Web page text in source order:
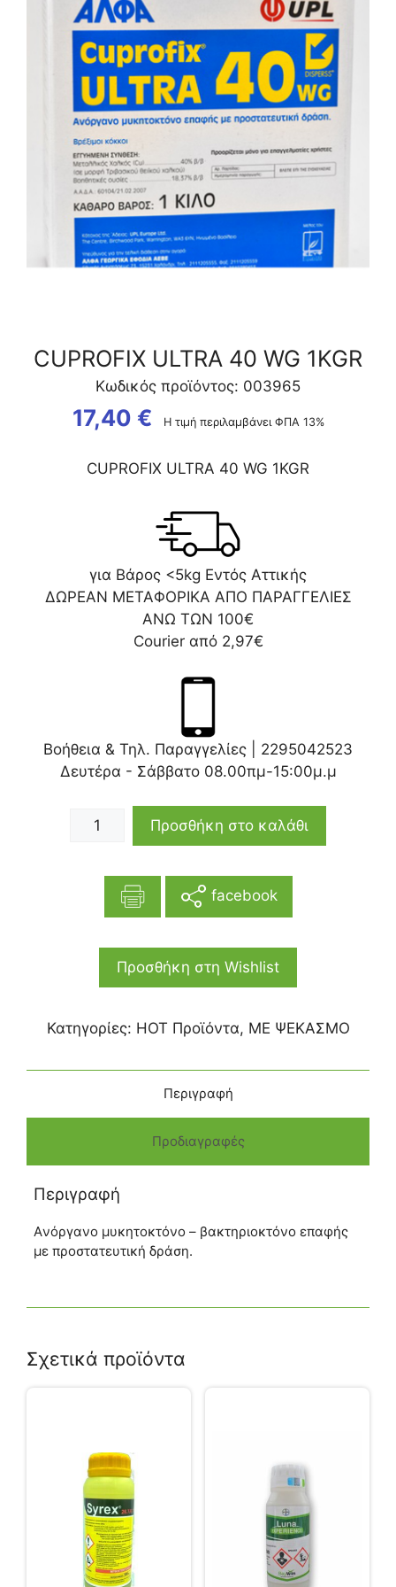
CUPROFIX ULTRA 40 WG 1KGR
Κωδικός προϊόντος: 003965
17,40 € Η τιμή περιλαμβάνει ΦΠΑ 13%
CUPROFIX ULTRA 40 WG 1KGR
για Βάρος <5kg Εντός Αττικής
ΔΩΡΕΑΝ ΜΕΤΑΦΟΡΙΚΑ ΑΠΟ ΠΑΡΑΓΓΕΛΙΕΣ
ΑΝΩ ΤΩΝ 100€
Courier από 2,97€
Βοήθεια & Τηλ. Παραγγελίες | 2295042523
Δευτέρα - Σάββατο 08.00πμ-15:00μ.μ
Προσθήκη στο καλάθι
facebook
Προσθήκη στη Wishlist
Κατηγορίες: HOT Προϊόντα, ΜΕ ΨΕΚΑΣΜΟ
Περιγραφή
Προδιαγραφές
Περιγραφή
Aνόργανο μυκητοκτόνο – βακτηριοκτόνο επαφής
με προστατευτική δράση.
Σχετικά προϊόντα